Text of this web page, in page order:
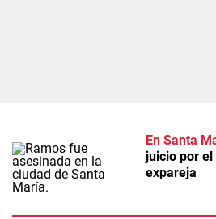
En Santa
juicio por
expareja